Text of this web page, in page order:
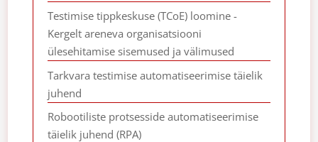
Testimise tippkeskuse (TCoE) loomine -
Kergelt areneva organisatsiooni
ülesehitamise sisemused ja välimused
Tarkvara testimise automatiseerimise täielik
juhend
Robootiliste protsesside automatiseerimise
täielik juhend (RPA)